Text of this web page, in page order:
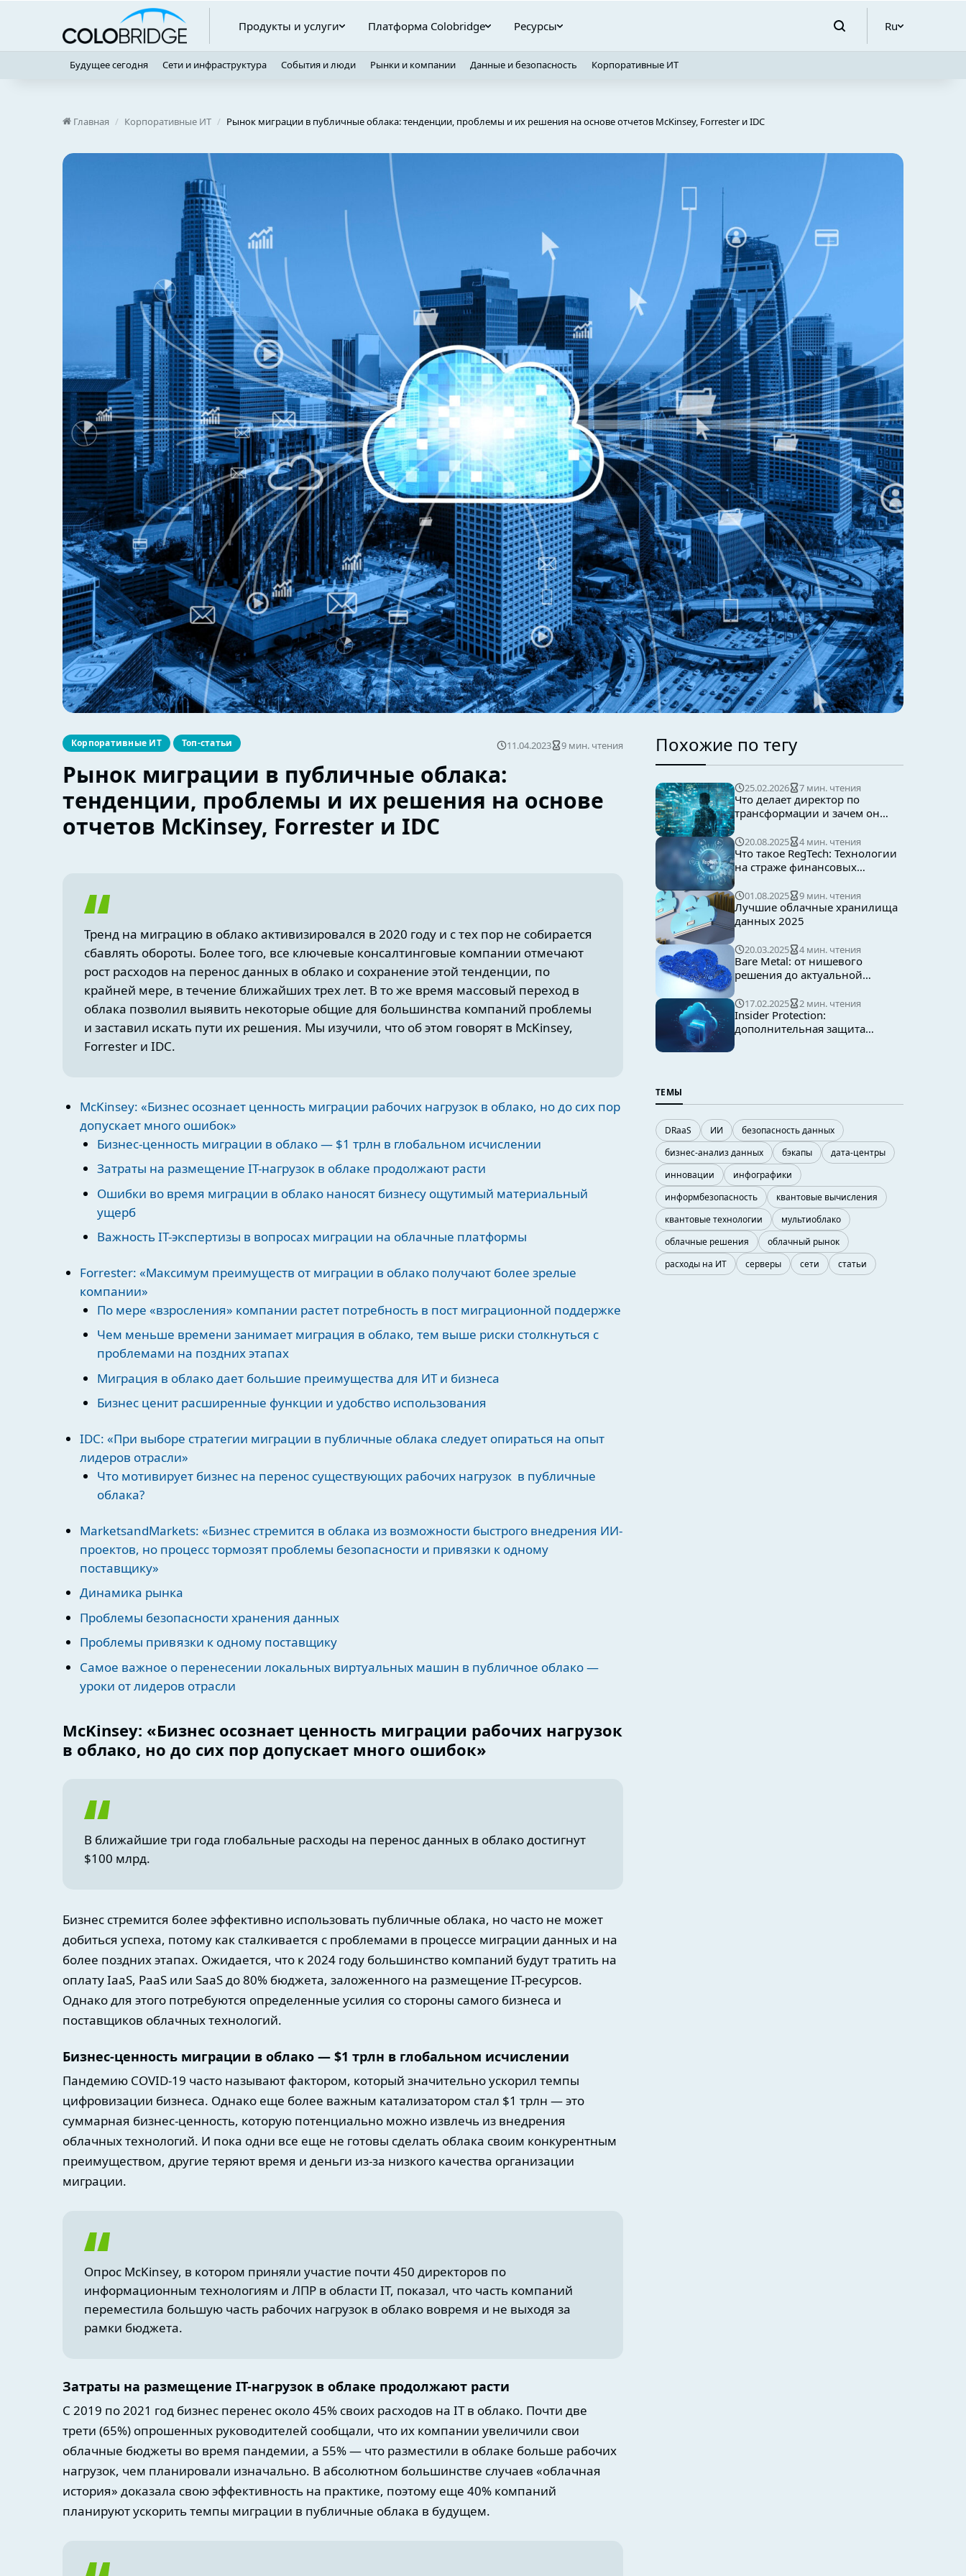
Продукты и услуги Платформа Colobridge Ресурсы Ru
Будущее сегодня Сети и инфраструктура События и люди Рынки и компании Данные и безопасность Корпоративные ИТ
Главная / Корпоративные ИТ / Рынок миграции в публичные облака: тенденции, проблемы и их решения на основе отчетов McKinsey, Forrester и IDC
Корпоративные ИТ Топ-статьи
Рынок миграции в публичные облака:
тенденции, проблемы и их решения на основе
отчетов McKinsey, Forrester и IDC
11.04.2023 9 мин. чтения
Тренд на миграцию в облако активизировался в 2020 году и с тех пор не собирается
сбавлять обороты. Более того, все ключевые консалтинговые компании отмечают
рост расходов на перенос данных в облако и сохранение этой тенденции, по
крайней мере, в течение ближайших трех лет. В то же время массовый переход в
облака позволил выявить некоторые общие для большинства компаний проблемы
и заставил искать пути их решения. Мы изучили, что об этом говорят в McKinsey,
Forrester и IDC.
McKinsey: «Бизнес осознает ценность миграции рабочих нагрузок в облако, но до сих пор
допускает много ошибок»
Бизнес-ценность миграции в облако — $1 трлн в глобальном исчислении
Затраты на размещение IT-нагрузок в облаке продолжают расти
Ошибки во время миграции в облако наносят бизнесу ощутимый материальный
ущерб
Важность IT-экспертизы в вопросах миграции на облачные платформы
Forrester: «Максимум преимуществ от миграции в облако получают более зрелые
компании»
По мере «взросления» компании растет потребность в пост миграционной поддержке
Чем меньше времени занимает миграция в облако, тем выше риски столкнуться с
проблемами на поздних этапах
Миграция в облако дает большие преимущества для ИТ и бизнеса
Бизнес ценит расширенные функции и удобство использования
IDC: «При выборе стратегии миграции в публичные облака следует опираться на опыт
лидеров отрасли»
Что мотивирует бизнес на перенос существующих рабочих нагрузок в публичные
облака?
MarketsandMarkets: «Бизнес стремится в облака из возможности быстрого внедрения ИИ-
проектов, но процесс тормозят проблемы безопасности и привязки к одному
поставщику»
Динамика рынка
Проблемы безопасности хранения данных
Проблемы привязки к одному поставщику
Самое важное о перенесении локальных виртуальных машин в публичное облако —
уроки от лидеров отрасли
McKinsey: «Бизнес осознает ценность миграции рабочих нагрузок
в облако, но до сих пор допускает много ошибок»
В ближайшие три года глобальные расходы на перенос данных в облако достигнут
$100 млрд.
Бизнес стремится более эффективно использовать публичные облака, но часто не может
добиться успеха, потому как сталкивается с проблемами в процессе миграции данных и на
более поздних этапах. Ожидается, что к 2024 году большинство компаний будут тратить на
оплату IaaS, PaaS или SaaS до 80% бюджета, заложенного на размещение IT-ресурсов.
Однако для этого потребуются определенные усилия со стороны самого бизнеса и
поставщиков облачных технологий.
Бизнес-ценность миграции в облако — $1 трлн в глобальном исчислении
Пандемию COVID-19 часто называют фактором, который значительно ускорил темпы
цифровизации бизнеса. Однако еще более важным катализатором стал $1 трлн — это
суммарная бизнес-ценность, которую потенциально можно извлечь из внедрения
облачных технологий. И пока одни все еще не готовы сделать облака своим конкурентным
преимуществом, другие теряют время и деньги из-за низкого качества организации
миграции.
Опрос McKinsey, в котором приняли участие почти 450 директоров по
информационным технологиям и ЛПР в области IT, показал, что часть компаний
переместила большую часть рабочих нагрузок в облако вовремя и не выходя за
рамки бюджета.
Затраты на размещение IT-нагрузок в облаке продолжают расти
С 2019 по 2021 год бизнес перенес около 45% своих расходов на IT в облако. Почти две
трети (65%) опрошенных руководителей сообщали, что их компании увеличили свои
облачные бюджеты во время пандемии, а 55% — что разместили в облаке больше рабочих
нагрузок, чем планировали изначально. В абсолютном большинстве случаев «облачная
история» доказала свою эффективность на практике, поэтому еще 40% компаний
планируют ускорить темпы миграции в публичные облака в будущем.
Похожие по тегу
Что делает директор по
трансформации и зачем он
25.02.2026 7 мин. чтения
Что такое RegTech: Технологии
на страже финансовых
20.08.2025 4 мин. чтения
Лучшие облачные хранилища
данных 2025
01.08.2025 9 мин. чтения
Bare Metal: от нишевого
решения до актуальной
20.03.2025 4 мин. чтения
Insider Protection:
дополнительная защита
17.02.2025 2 мин. чтения
ТЕМЫ
DRaaS ИИ
безопасность данных
бизнес-анализ данных
бэкапы
дата-центры
инновации
инфографики
информбезопасность
квантовые вычисления
квантовые технологии
мультиоблако
облачные решения
облачный рынок
расходы на ИТ
серверы сети статьи